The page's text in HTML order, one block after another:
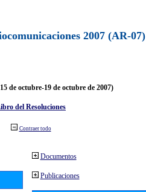
2007 (AR-07)
de octubre-19 de octubre de 2007)
del Resoluciones
Contraer todo
Documentos
Publicaciones